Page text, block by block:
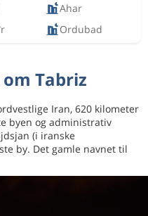
Ahar
Ordubad
Tabriz
Iran, 620 kilometer
byen og administrativ
(i iranske
by. Det gamle navnet til